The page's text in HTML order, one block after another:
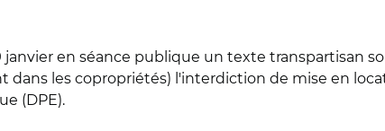
en séance publique un texte transpartisan
les copropriétés) l'interdiction de mise en
(DPE).